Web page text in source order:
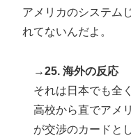
アメリカのシステム
れてないんだよ。
→25. 海外の反応
それは日本でも全
高校から直でアメ
が交渉のカードと